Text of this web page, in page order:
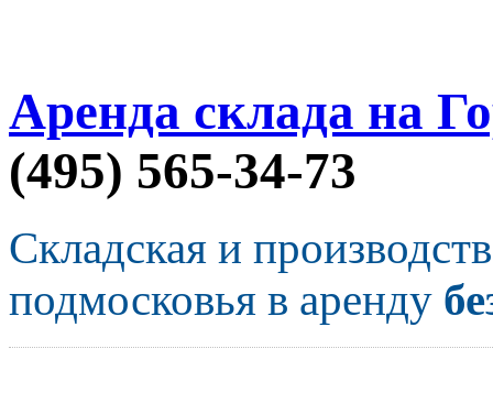
Аренда склада на
(495) 565-34-73
Складская и
подмосковья в аренду